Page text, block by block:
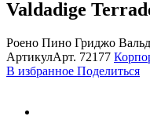
Valdadige
Роено Пино Гриджо
АртикулАрт. 72177
В избранное Поделиться